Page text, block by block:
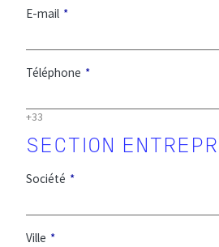
E-mail
Téléphone
+33
Société
Ville